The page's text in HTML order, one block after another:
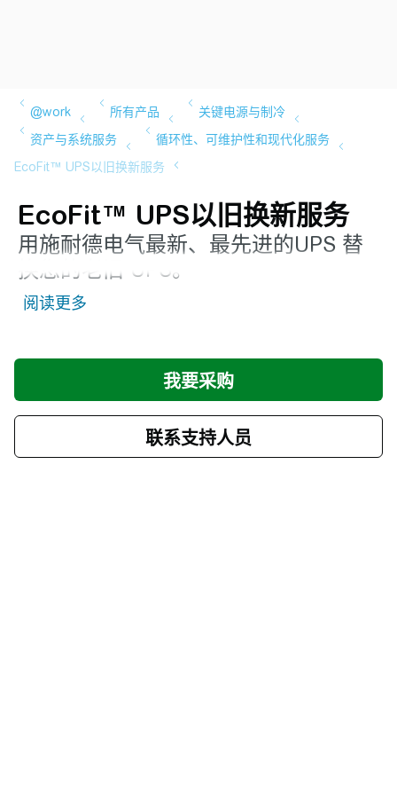
EcoFit™ UPS以旧换新服务
用施耐德电气最新、最先进的UPS 替
换您的老旧 UPS。